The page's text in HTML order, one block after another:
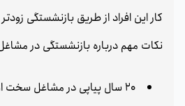
کار این افراد از طریق بازنشستگی
نکات مهم درباره بازنشستگی در
20 سال پیاپی در مشاغل